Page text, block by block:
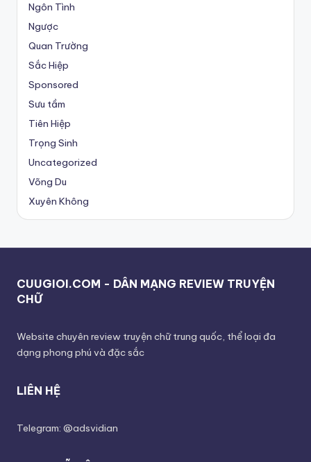
Ngôn Tình
Ngược
Quan Trường
Sắc Hiệp
Sponsored
Sưu tầm
Tiên Hiệp
Trọng Sinh
Uncategorized
Võng Du
Xuyên Không
CUUGIOI.COM - DÂN MẠNG REVIEW TRUYỆN
CHỮ
Website chuyên review truyện chữ trung quốc, thể loại đa
dạng phong phú và đặc sắc
LIÊN HỆ
Telegram: @adsvidian